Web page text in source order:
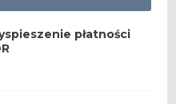
płatności